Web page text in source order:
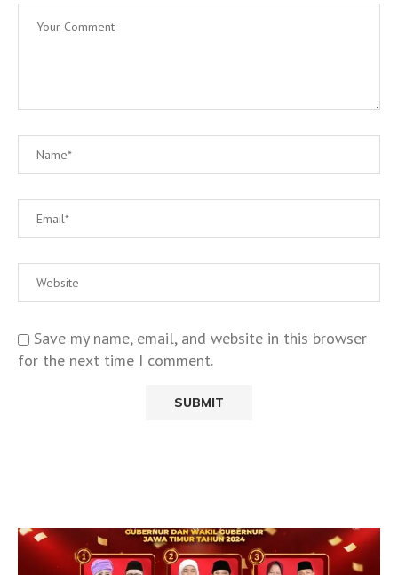
Save my name, email, and website in this browser
for the next time I comment.